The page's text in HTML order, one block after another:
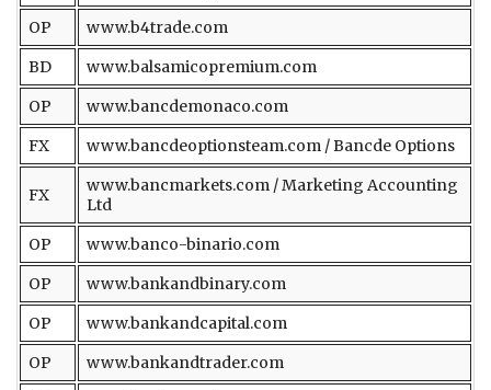
OP
www.b4trade.com
BD
www.balsamicopremium.com
OP
www.bancdemonaco.com
FX
www.bancdeoptionsteam.com / Bancde Options
FX
www.bancmarkets.com / Marketing Accounting
Ltd
OP
www.banco-binario.com
OP
www.bankandbinary.com
OP
www.bankandcapital.com
OP
www.bankandtrader.com